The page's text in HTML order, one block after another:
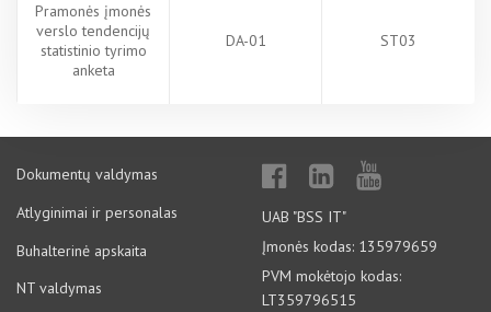
Pramonės įmonės
verslo tendencijų
statistinio tyrimo
anketa
DA-01 ST03
Dokumentų valdymas
Atlyginimai ir personalas
Buhalterinė apskaita
NT valdymas
UAB "BSS IT"
Įmonės kodas: 135979659
PVM mokėtojo kodas:
LT359796515